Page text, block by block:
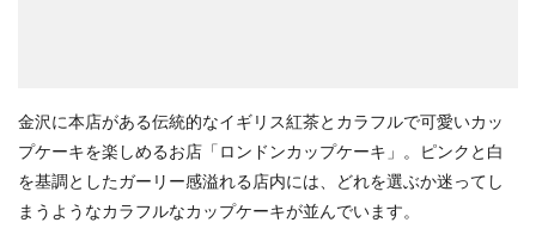
金沢に本店がある伝統的なイギリス紅茶とカラフルで可愛いカッ
プケーキを楽しめるお店「ロンドンカップケーキ」。ピンクと白
を基調としたガーリー感溢れる店内には、どれを選ぶか迷ってし
まうようなカラフルなカップケーキが並んでいます。